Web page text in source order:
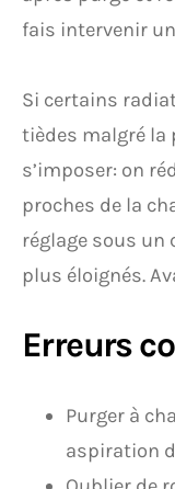
fais intervenir
Si certains
tièdes malgré la
s’imposer: on
proches de la
réglage sous un
plus éloignés.
Erreurs
Purger à
aspiration